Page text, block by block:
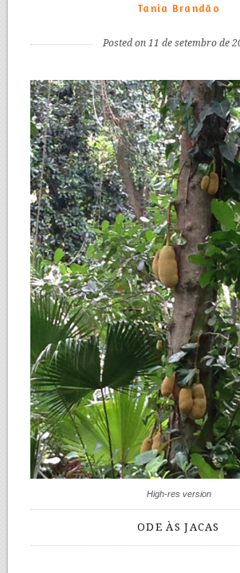
Tania Brandão
Posted on 11 de setembro de
High-res version
ODE ÀS JACAS